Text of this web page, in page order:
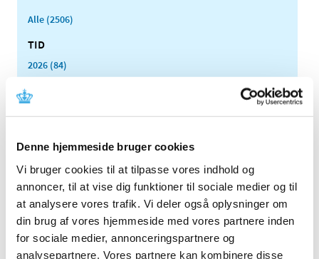
Denne hjemmeside bruger cookies
Vi bruger cookies til at tilpasse vores indhold og
annoncer, til at vise dig funktioner til sociale medier og til
at analysere vores trafik. Vi deler også oplysninger om
din brug af vores hjemmeside med vores partnere inden
for sociale medier, annonceringspartnere og
analysepartnere. Vores partnere kan kombinere disse
Alle (2506)
TID
2026 (84)
2024 (224)
2022 (197)
2021 (516)
2020 (263)
2019 (159)
2018 (150)
2017 (167)